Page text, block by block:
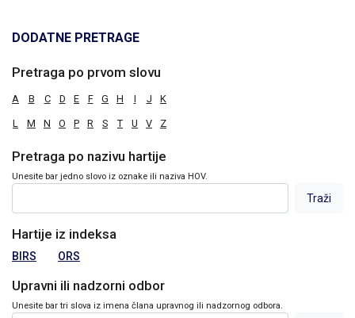
DODATNE PRETRAGE
Pretraga po prvom slovu
A B C D E F G H I J K
L M N O P R S T U V Z
Pretraga po nazivu hartije
Unesite bar jedno slovo iz oznake ili naziva HOV.
Hartije iz indeksa
BIRS ORS
Upravni ili nadzorni odbor
Unesite bar tri slova iz imena člana upravnog ili nadzornog odbora.